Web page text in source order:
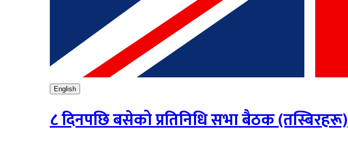
English
८ दिनपछि बसेको प्रतिनिधि सभा बैठक (तस्बिरहरू)